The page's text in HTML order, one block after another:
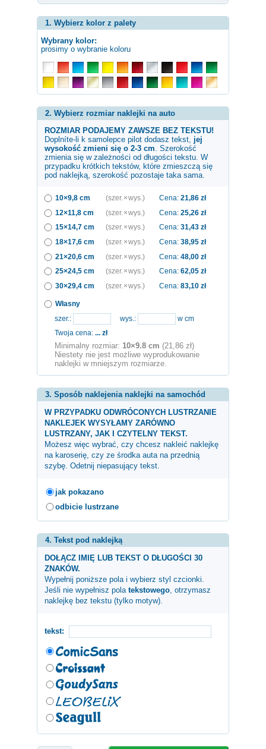
1. Wybierz kolor z palety
Wybrany kolor:
prosimy o wybranie koloru
2. Wybierz rozmiar naklejki na auto
ROZMIAR PODAJEMY ZAWSZE BEZ TEKSTU!
Doplníte-li k samolepce pilot dodasz tekst, jej
wysokość zmieni się o 2-3 cm . Szerokość
zmienia się w zależności od długości tekstu. W
przypadku krótkich tekstów, które zmieszczą się
pod naklejką, szerokość pozostaje taka sama.
10×9,8 cm (szer. × wys.) Cena: 21,86 zł
12×11,8 cm
(szer. × wys.) Cena: 25,26 zł
15×14,7 cm
(szer. × wys.) Cena: 31,43 zł
18×17,6 cm
(szer. × wys.) Cena: 38,95 zł
21×20,6 cm
(szer. × wys.) Cena: 48,00 zł
25×24,5 cm
(szer. × wys.) Cena: 62,05 zł
30×29,4 cm
(szer. × wys.) Cena: 83,10 zł
Własny
szer.:
wys.:
w cm
Twoja cena: ... zł
Minimalny rozmiar: 10×9.8 cm (21,86 zł)
Niestety nie jest możliwe wyprodukowanie
naklejki w mniejszym rozmiarze.
3. Sposób naklejenia naklejki na samochód
W PRZYPADKU ODWRÓCONYCH LUSTRZANIE
NAKLEJEK WYSYŁAMY ZARÓWNO
LUSTRZANY, JAK I CZYTELNY TEKST.
Możesz więc wybrać, czy chcesz nakleić naklejkę
na karoserię, czy ze środka auta na przednią
szybę. Odetnij niepasujący tekst.
jak pokazano
odbicie lustrzane
4. Tekst pod naklejką
DOŁĄCZ IMIĘ LUB TEKST O DŁUGOŚCI 30
ZNAKÓW.
Wypełnij poniższe pola i wybierz styl czcionki.
Jeśli nie wypełnisz pola tekstowego , otrzymasz
naklejkę bez tekstu (tylko motyw).
tekst: